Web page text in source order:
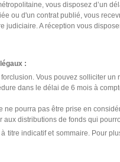
vous disposez d’un
ou d'un contrat publié, vous
judiciaire. A réception vous
:
Vous pouvez solliciter
dans le délai de 6 mois à
ne pourra pas être prise en
distributions de fonds qui
titre indicatif et sommaire. Pour